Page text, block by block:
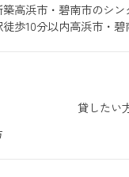
築高浜市・碧南市のシン
歩10分以内高浜市・
貸したい